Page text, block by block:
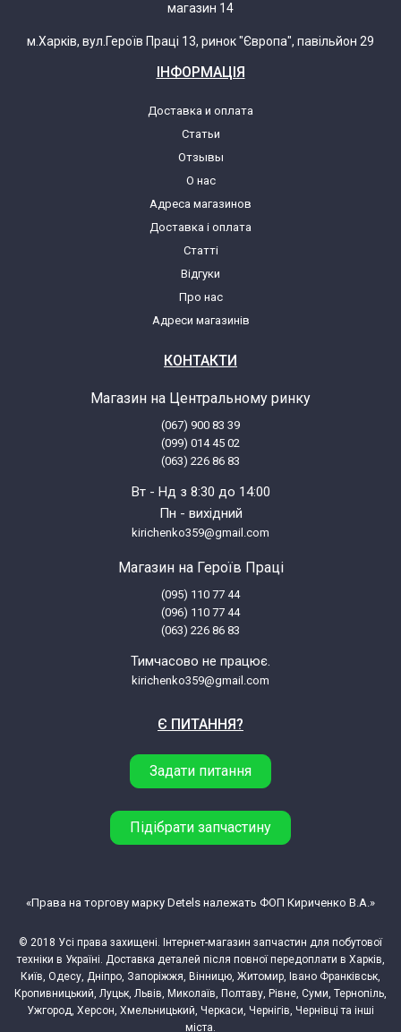
магазин 14
м.Харків, вул.Героїв Праці 13, ринок "Європа", павільйон 29
ІНФОРМАЦІЯ
Доставка и оплата
Статьи
Отзывы
О нас
Адреса магазинов
Доставка і оплата
Статті
Відгуки
Про нас
Адреси магазинів
КОНТАКТИ
Магазин на Центральному ринку
(067) 900 83 39
(099) 014 45 02
(063) 226 86 83
Вт - Нд з 8:30 до 14:00
Пн - вихідний
kirichenko359@gmail.com
Магазин на Героїв Праці
(095) 110 77 44
(096) 110 77 44
(063) 226 86 83
Тимчасово не працює.
kirichenko359@gmail.com
Є ПИТАННЯ?
Задати питання
Підібрати запчастину
© 2018 Усі права захищені. Інтернет-магазин запчастин для побутової
техніки в Україні. Доставка деталей після повної передоплати в Харків,
Київ, Одесу, Дніпро, Запоріжжя, Вінницю, Житомир, Івано Франківськ,
Кропивницький, Луцьк, Львів, Миколаїв, Полтаву, Рівне, Суми, Тернопіль,
Ужгород, Херсон, Хмельницький, Черкаси, Чернігів, Чернівці та інші
міста.
«Права на торгову марку Detels належать ФОП Кириченко В.А.»